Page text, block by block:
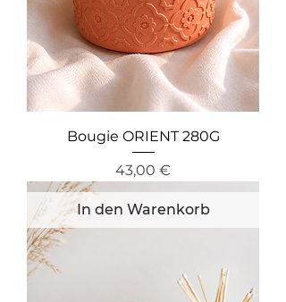
Bougie ORIENT 280G
Preis
43,00 €
In den Warenkorb